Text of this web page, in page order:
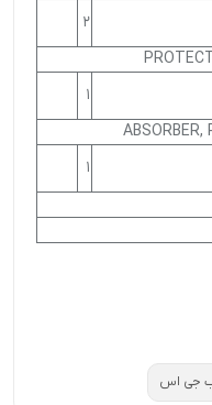
2
1
ABSORBER,
1
جی اس